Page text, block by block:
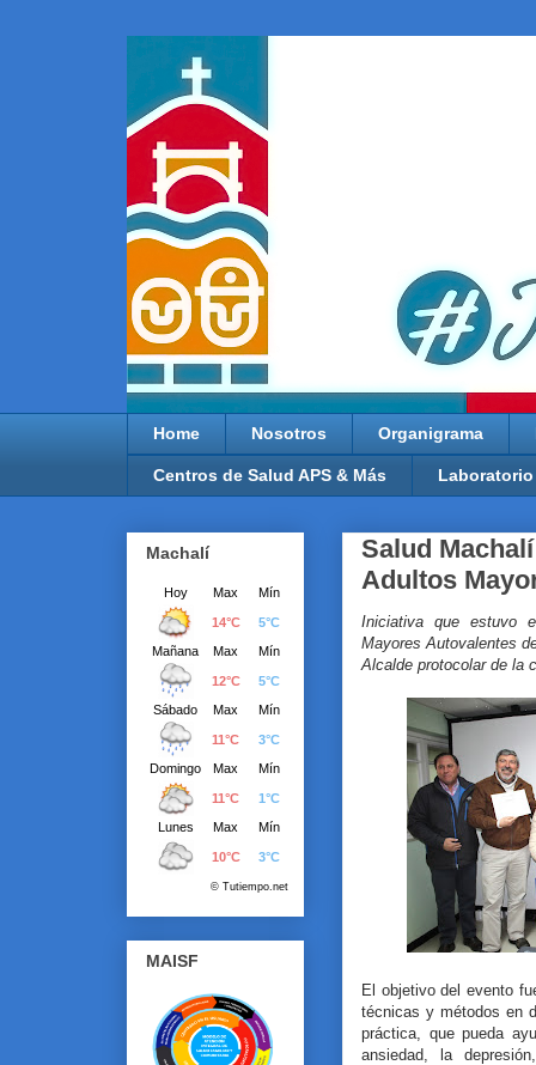
Home Nosotros Organigrama
Centros de Salud APS & Más Laboratorio
Salud
Adultos
Iniciativa que estuvo
Mayores Autovalentes
Alcalde protocolar de la
El objetivo del evento
técnicas y métodos en
práctica, que pueda
ansiedad, la
Machalí
MAISF